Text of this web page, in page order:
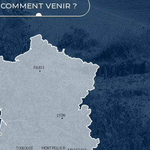
COMMENT VENIR ?
MONTPELLIER
TOULOUSE
LYON
PARIS